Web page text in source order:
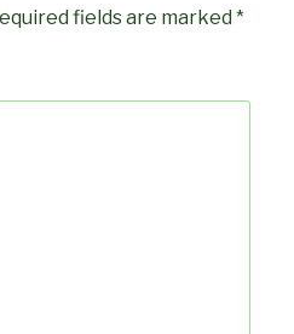
fields are marked *